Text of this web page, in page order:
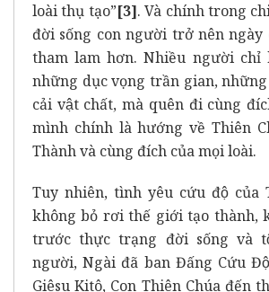
loài thụ tạo”[3]. Và chính trong
đời sống con người trở nên ngày
tham lam hơn. Nhiều người chỉ
những dục vọng trần gian,
cải vật chất, mà quên đi cùng
mình chính là hướng về Thiên
Thành và cùng đích của mọi loài.
Tuy nhiên, tình yêu cứu độ của
không bỏ rơi thế giới tạo thành,
trước thực trạng đời sống và
người, Ngài đã ban Đấng Cứu
Giêsu Kitô, Con Thiên Chúa đến